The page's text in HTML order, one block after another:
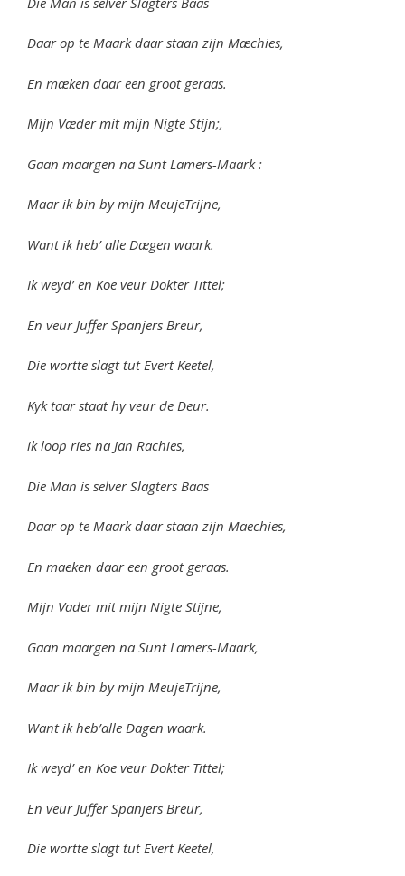
Daar op te Maark daar staan zijn Mæchies,
En mæken daar een groot geraas.
Mijn Væder mit mijn Nigte Stijn;,
Gaan maargen na Sunt Lamers-Maark :
Maar ik bin by mijn MeujeTrijne,
Want ik heb’ alle Dægen waark.
Ik weyd’ en Koe veur Dokter Tittel;
En veur Juffer Spanjers Breur,
Die wortte slagt tut Evert Keetel,
Kyk taar staat hy veur de Deur.
ik loop ries na Jan Rachies,
Die Man is selver Slagters Baas
Daar op te Maark daar staan zijn Maechies,
En maeken daar een groot geraas.
Mijn Vader mit mijn Nigte Stijne,
Gaan maargen na Sunt Lamers-Maark,
Maar ik bin by mijn MeujeTrijne,
Want ik heb’alle Dagen waark.
Ik weyd’ en Koe veur Dokter Tittel;
En veur Juffer Spanjers Breur,
Die wortte slagt tut Evert Keetel,